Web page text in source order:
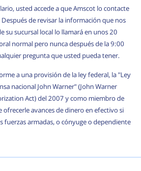
usted accede a que Amscot lo contacte
de revisar la información que nos
su sucursal local lo llamará en unos 20
normal pero nunca después de la 9:00
pregunta que usted pueda tener.
a una provisión de la ley federal, la "Ley
nacional John Warner" (John Warner
Act) del 2007 y como miembro de
ofrecerle avances de dinero en efectivo si
fuerzas armadas, o cónyuge o dependiente